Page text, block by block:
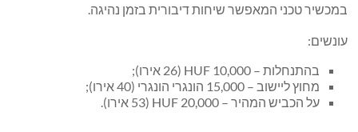
במכשיר טכני המאפשר שיחות דיבורית בזמן נהיגה.
עונשים:
בהתנחלות – 10,000 HUF (26 אירו);
מחוץ ליישוב – 15,000 הונגרי הונגרי (40 אירו);
על הכביש המהיר – 20,000 HUF (53 אירו).